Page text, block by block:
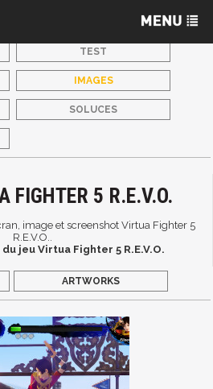
TEST
IMAGES
SOLUCES
FIGHTER 5 R.E.V.O.
image et screenshot Virtua Fighter 5
R.E.V.O..
jeu Virtua Fighter 5 R.E.V.O.
ARTWORKS